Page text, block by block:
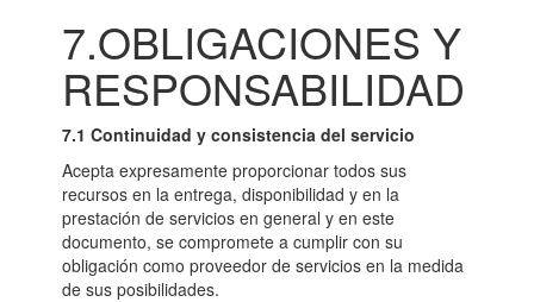
7.OBLIGACIONES Y
RESPONSABILIDAD
7.1 Continuidad y consistencia del servicio
Acepta expresamente proporcionar todos sus
recursos en la entrega, disponibilidad y en la
prestación de servicios en general y en este
documento, se compromete a cumplir con su
obligación como proveedor de servicios en la medida
de sus posibilidades.